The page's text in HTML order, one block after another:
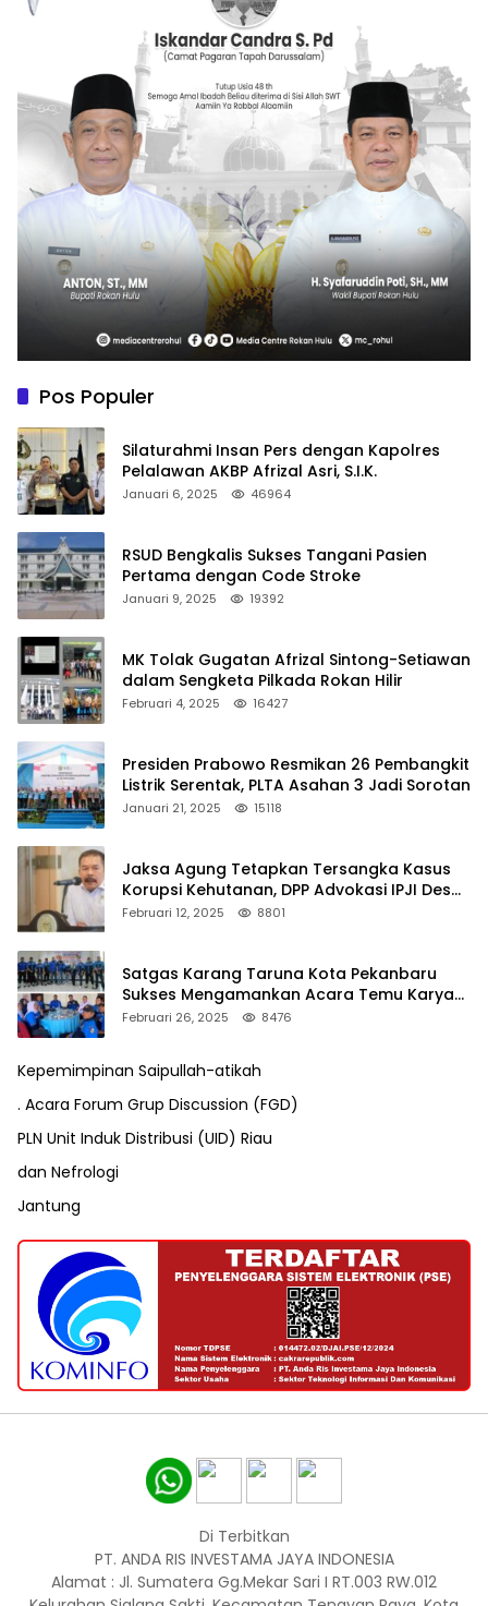
Pos Populer
Silaturahmi Insan Pers dengan Kapolres
Pelalawan AKBP Afrizal Asri, S.I.K.
Januari 6, 2025 46964
RSUD Bengkalis Sukses Tangani Pasien
Pertama dengan Code Stroke
Januari 9, 2025 19392
MK Tolak Gugatan Afrizal Sintong-Setiawan
dalam Sengketa Pilkada Rokan Hilir
Februari 4, 2025 16427
Presiden Prabowo Resmikan 26 Pembangkit
Listrik Serentak, PLTA Asahan 3 Jadi Sorotan
Januari 21, 2025 15118
Jaksa Agung Tetapkan Tersangka Kasus
Korupsi Kehutanan, DPP Advokasi IPJI Desak
Pengusutan Pajak RAPP
Februari 12, 2025 8801
Satgas Karang Taruna Kota Pekanbaru
Sukses Mengamankan Acara Temu Karya
VII Karang Taruna Pekanbaru
Februari 26, 2025 8476
Kepemimpinan Saipullah-atikah
. Acara Forum Grup Discussion (FGD)
PLN Unit Induk Distribusi (UID) Riau
dan Nefrologi
Jantung
Di Terbitkan
PT. ANDA RIS INVESTAMA JAYA INDONESIA
Alamat : Jl. Sumatera Gg.Mekar Sari I RT.003 RW.012